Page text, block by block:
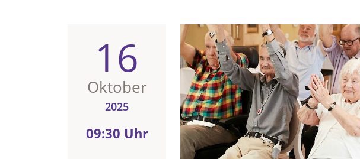
16
Oktober
2025
09:30 Uhr